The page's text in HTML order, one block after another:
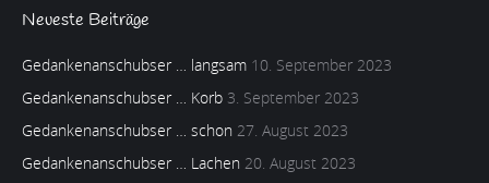
Neueste Beiträge
Gedankenanschubser … langsam 10. September 2023
Gedankenanschubser … Korb 3. September 2023
Gedankenanschubser … schon 27. August 2023
Gedankenanschubser … Lachen 20. August 2023